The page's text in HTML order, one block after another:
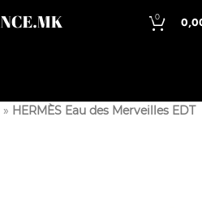
0
» HERMÈS Eau des Merveilles EDT